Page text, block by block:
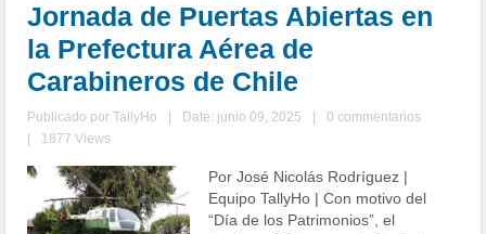
Jornada de Puertas Abiertas en
la Prefectura Aérea de
Carabineros de Chile
Publicado porTallyHo Date: junio 09, 2025
0 commentarios
1877 Views
Por José Nicolás Rodríguez |
Equipo TallyHo | Con motivo del
“Día de los Patrimonios”, el